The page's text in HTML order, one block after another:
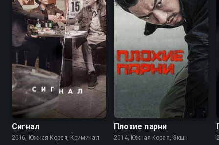
8.2 8.5
Сигнал
2016, Южная Корея, Криминал
Плохие парни
2014, Южная Корея, Экшн